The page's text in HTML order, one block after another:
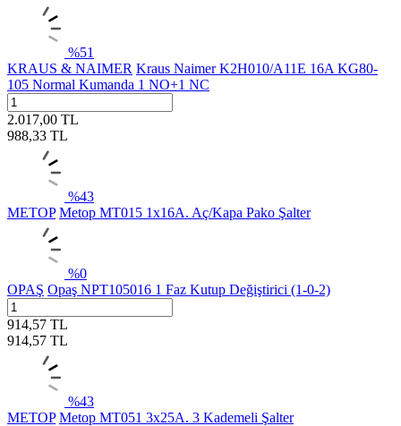
%51
KRAUS & NAIMER Kraus Naimer K2H010/A11E 16A KG80-
105 Normal Kumanda 1 NO+1 NC
2.017,00 TL
988,33 TL
%43
METOP Metop MT015 1x16A. Aç/Kapa Pako Şalter
%0
OPAŞ Opaş NPT105016 1 Faz Kutup Değiştirici (1-0-2)
914,57 TL
914,57 TL
%43
METOP Metop MT051 3x25A. 3 Kademeli Şalter